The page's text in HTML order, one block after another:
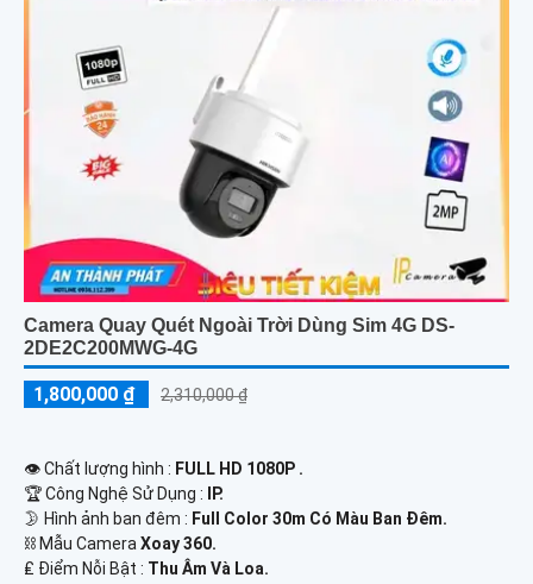
Camera Quay Quét Ngoài Trời Dùng Sim 4G DS-
2DE2C200MWG-4G
1,800,000 ₫ 2,310,000 ₫
👁 Chất lượng hình : FULL HD 1080P .
🏆 Công Nghệ Sử Dụng :
IP.
🌛 Hình ảnh ban đêm : Full Color 30m Có Màu Ban Ðêm.
⛓ Mẫu Camera Xoay 360.
️₤ Điểm Nỗi Bật : Thu Âm Và Loa.